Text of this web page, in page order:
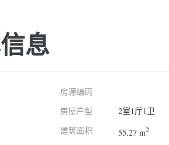
息
房源编码
房屋户型
2室1厅1卫
建筑面积
55.27 m2